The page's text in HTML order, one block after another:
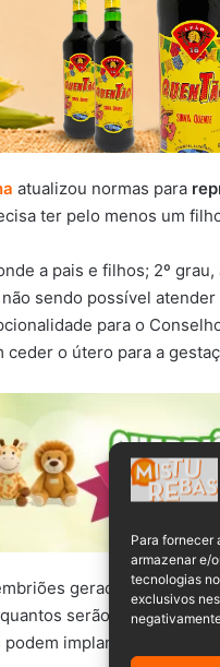
Para fornecer
armazenar e/
tecnologias
exclusivos
atualizou normas para
ter pelo menos um
a pais e filhos; 2º
sendo possível
para o
ceder o útero para a
gerados em
serão transferidos
implantar até dois